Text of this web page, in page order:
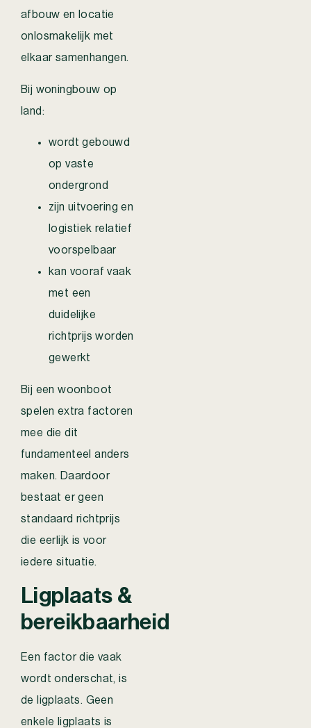
afbouw en locatie
onlosmakelijk met
elkaar samenhangen.
Bij woningbouw op
land:
wordt gebouwd
op vaste
ondergrond
zijn uitvoering en
logistiek relatief
voorspelbaar
kan vooraf vaak
met een
duidelijke
richtprijs worden
gewerkt
Bij een woonboot
spelen extra factoren
mee die dit
fundamenteel anders
maken. Daardoor
bestaat er geen
standaard richtprijs
die eerlijk is voor
iedere situatie.
Ligplaats &
bereikbaarheid
Een factor die vaak
wordt onderschat, is
de ligplaats. Geen
enkele ligplaats is